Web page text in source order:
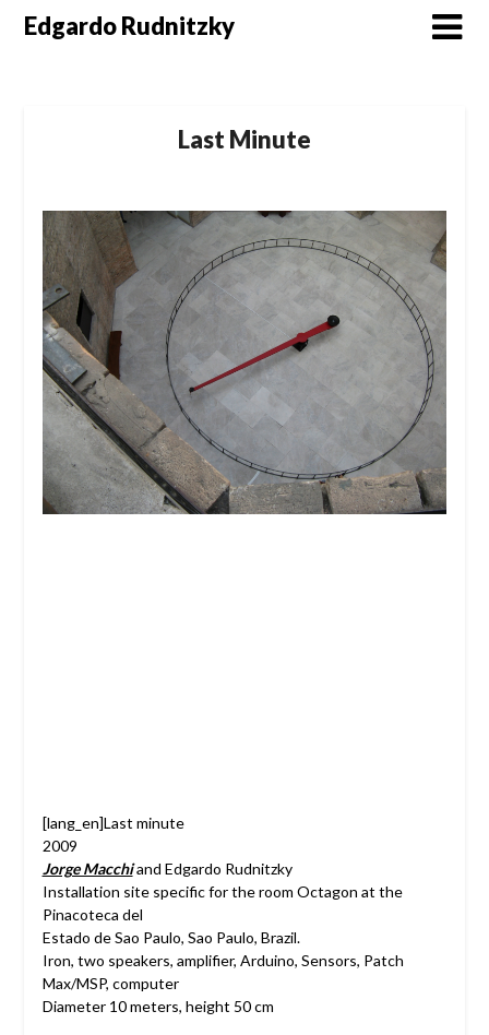
SkipEdgardo Rudnitzky
Last Minute
[lang_en]Last minute
2009
Jorge Macchiand Edgardo Rudnitzky
Installation site specific for the room Octagon at the
Pinacoteca del
Estado de Sao Paulo, Sao Paulo, Brazil.
Iron, two speakers, amplifier, Arduino, Sensors, Patch
Max/MSP, computer
Diameter 10 meters, height 50 cm